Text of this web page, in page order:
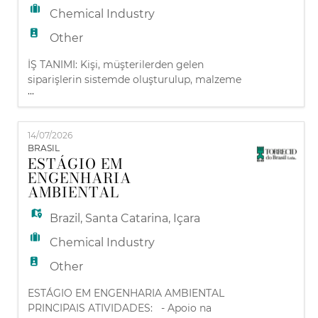
Chemical Industry
Other
İŞ TANIMI: Kişi, müşterilerden gelen
siparişlerin sistemde oluşturulup, malzeme
temin aşamalarının takibini sağlayıp,
dokümantasyon sürecini organize ederek
raporlama yapılmasını sağlayacaktır.
GÖREV & SORUMLULUKLAR: - Gelen
siparişlerin ve sipariş teslim tarihlerinin
takibinin yapılması, - Güncel stok
durumunun takibinin yapılması, - Gün son
...
14/07/2026
BRASIL
ESTÁGIO EM
ENGENHARIA
AMBIENTAL
Brazil , Santa Catarina, Içara
Chemical Industry
Other
ESTÁGIO EM ENGENHARIA AMBIENTAL
PRINCIPAIS ATIVIDADES: - Apoio na